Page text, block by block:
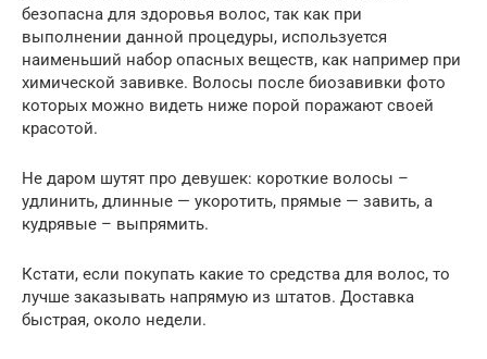
безопасна для здоровья волос, так как при
выполнении данной процедуры, используется
наименьший набор опасных веществ, как например при
химической завивке. Волосы после биозавивки фото
которых можно видеть ниже порой поражают своей
красотой.
Не даром шутят про девушек: короткие волосы –
удлинить, длинные — укоротить, прямые — завить, а
кудрявые – выпрямить.
Кстати, если покупать какие то средства для волос, то
лучше заказывать напрямую из штатов. Доставка
быстрая, около недели.